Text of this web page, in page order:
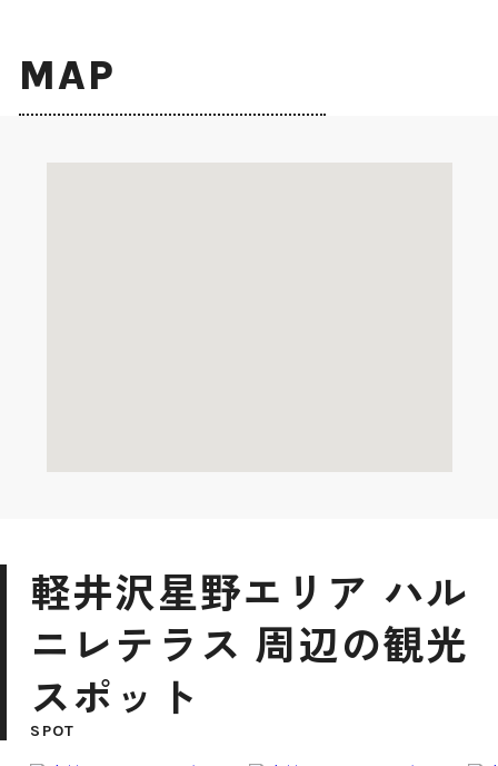
MAP
軽井沢星野エリア ハル
ニレテラス 周辺の観光
スポット
SPOT